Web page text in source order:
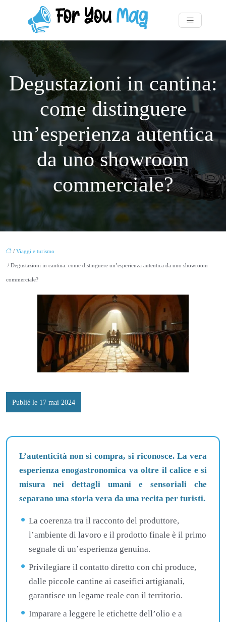
Degustazioni in cantina:
come distinguere
un’esperienza autentica
da uno showroom
commerciale?
/ Viaggi e turismo
/ Degustazioni in cantina: come distinguere un’esperienza autentica da uno showroom
commerciale?
Publié le 17 mai 2024
L’autenticità non si compra, si riconosce. La vera
esperienza enogastronomica va oltre il calice e si
misura nei dettagli umani e sensoriali che
separano una storia vera da una recita per turisti.
La coerenza tra il racconto del produttore,
l’ambiente di lavoro e il prodotto finale è il primo
segnale di un’esperienza genuina.
Privilegiare il contatto diretto con chi produce,
dalle piccole cantine ai caseifici artigianali,
garantisce un legame reale con il territorio.
Imparare a leggere le etichette dell’olio e a